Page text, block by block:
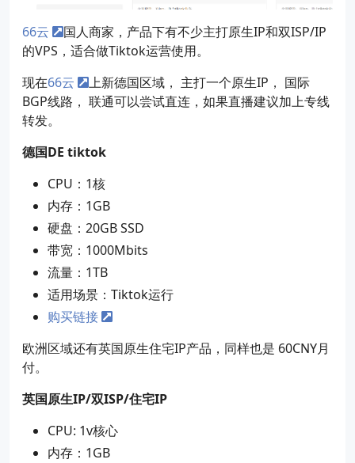
66云
国人商家，产品下有不少主打原生IP和双ISP/IP
的VPS，适合做Tiktok运营使用。
现在66云
上新德国区域， 主打一个原生IP， 国际
BGP线路， 联通可以尝试直连，如果直播建议加上专线
转发。
德国DE tiktok
CPU：1核
内存：1GB
硬盘：20GB SSD
带宽：1000Mbits
流量：1TB
适用场景：Tiktok运行
购买链接
欧洲区域还有英国原生住宅IP产品，同样也是 60CNY月
付。
英国原生IP/双ISP/住宅IP
CPU: 1v核心
内存：1GB